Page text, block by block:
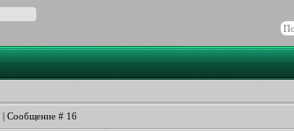
| Сообщение # 16